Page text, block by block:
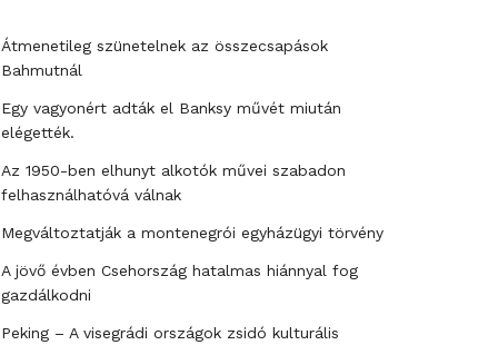
Átmenetileg szünetelnek az összecsapások
Bahmutnál
Egy vagyonért adták el Banksy művét miután
elégették.
Az 1950-ben elhunyt alkotók művei szabadon
felhasználhatóvá válnak
Megváltoztatják a montenegrói egyházügyi törvény
A jövő évben Csehország hatalmas hiánnyal fog
gazdálkodni
Peking – A visegrádi országok zsidó kulturális